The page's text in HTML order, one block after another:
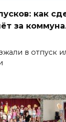
как
за
в отпуск